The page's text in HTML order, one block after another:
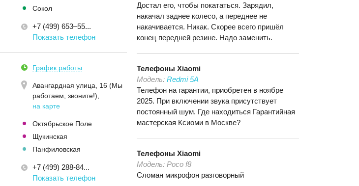
Сокол
+7 (499) 653–55...
Показать телефон
График работы
Авангардная улица, 16 (Мы
работаем, звоните!)
на карте
Октябрьское Поле
Щукинская
Панфиловская
+7 (499) 288-84...
Показать телефон
Достал его, чтобы покататься. Зарядил,
накачал заднее колесо, а переднее не
накачивается. Никак. Скорее всего пришёл
конец передней резине. Надо заменить.
Телефоны Xiaomi
Модель: Redmi 5A
Телефон на гарантии, приобретен в ноябре
2025. При включении звука присутствует
постоянный шум. Где находиться Гарантийная
мастерская Ксиоми в Москве?
Телефоны Xiaomi
Модель: Poco f8
Сломан микрофон разговорный